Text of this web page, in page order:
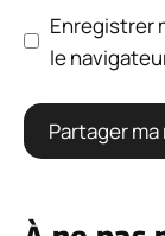
Enregistrer
le